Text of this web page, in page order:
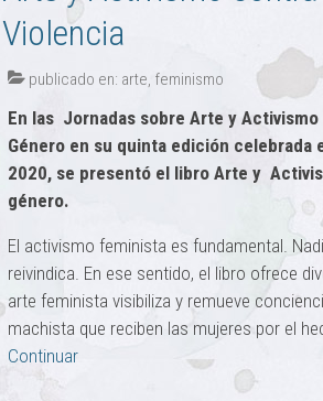
Violencia
publicado en: arte, feminismo
En las Jornadas sobre Arte y
Género en su quinta edición celebrada
2020, se presentó el libro Arte y
género.
El activismo feminista es fundamental.
reivindica. En ese sentido, el libro ofrece
arte feminista visibiliza y remueve
machista que reciben las mujeres por el
Continuar